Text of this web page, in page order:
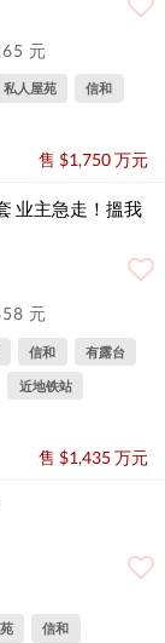
元
私人屋苑 信和
售 $1,750 万元
业主急走！搵我
元
信和 有露台
近地铁站
售 $1,435 万元
信和